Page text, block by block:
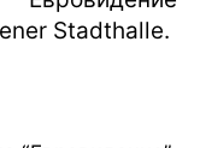
Stadthalle.